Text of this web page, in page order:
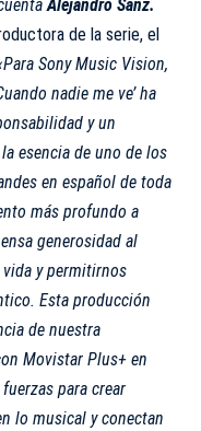
Alejandro Sanz.
de la serie, el
Sony Music Vision,
nadie me ve’ ha
y un
esencia de uno de los
en español de toda
más profundo a
generosidad al
y permitirnos
Esta producción
de nuestra
Movistar Plus+ en
para crear
lo musical y conectan